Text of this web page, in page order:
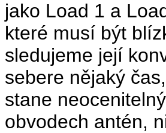
jako Load 1 a
které musí být
sledujeme její
sebere nějaký
stane
obvodech antén,